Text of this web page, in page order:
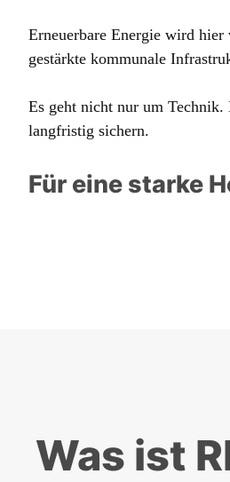
Erneuerbare Energie wird
gestärkte kommunale
Es geht nicht nur um
langfristig sichern.
Für eine starke
Was ist